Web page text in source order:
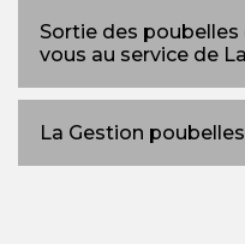
Sortie des
vous au service de
La Gestion